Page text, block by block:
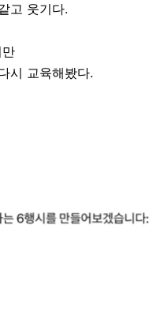
고 웃기다.
시 교육해봤다.